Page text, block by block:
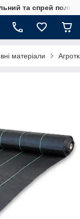
та спрей полив,
матеріали